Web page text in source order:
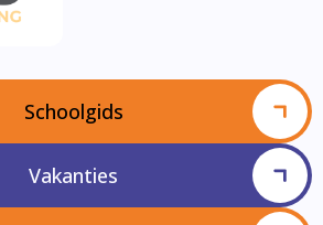
Schoolgids
Vakanties